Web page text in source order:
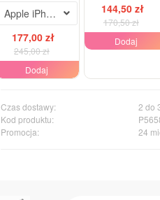
Apple iPhone 12
177,00 zł
245,00 zł
Dodaj
144,50 zł
170,50 zł
Dodaj
Czas dostawy:
2 do
Kod produktu:
Promocja:
24